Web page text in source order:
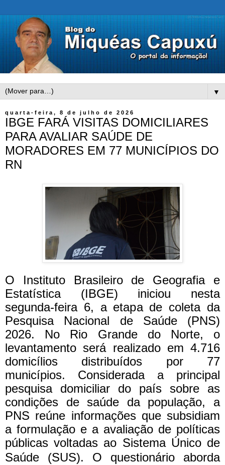
▼
quarta-feira, 8 de julho de 2026
IBGE FARÁ VISITAS DOMICILIARES
PARA AVALIAR SAÚDE DE
MORADORES EM 77 MUNICÍPIOS DO
RN
O Instituto Brasileiro de Geografia e
Estatística (IBGE) iniciou nesta
segunda-feira 6, a etapa de coleta da
Pesquisa Nacional de Saúde (PNS)
2026. No Rio Grande do Norte, o
levantamento será realizado em 4.716
domicílios distribuídos por 77
municípios. Considerada a principal
pesquisa domiciliar do país sobre as
condições de saúde da população, a
PNS reúne informações que subsidiam
a formulação e a avaliação de políticas
públicas voltadas ao Sistema Único de
Saúde (SUS). O questionário aborda